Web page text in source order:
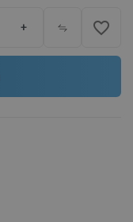
+ favorite_border